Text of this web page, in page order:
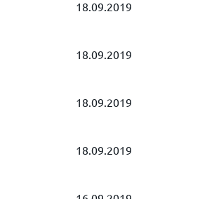
18.09.2019
18.09.2019
18.09.2019
18.09.2019